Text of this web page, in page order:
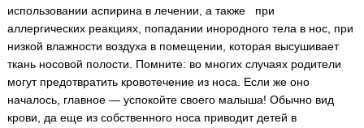
использовании аспирина в лечении, а также при
аллергических реакциях, попадании инородного тела в нос, при
низкой влажности воздуха в помещении, которая высушивает
ткань носовой полости. Помните: во многих случаях родители
могут предотвратить кровотечение из носа. Если же оно
началось, главное — успокойте своего малыша! Обычно вид
крови, да еще из собственного носа приводит детей в